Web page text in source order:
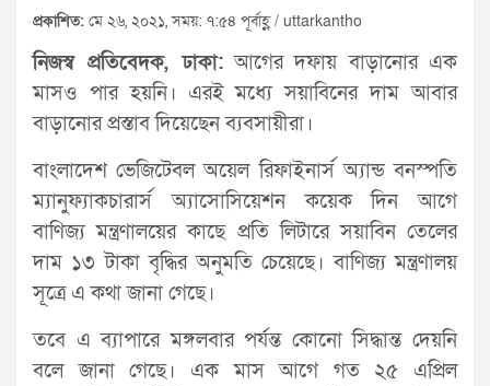
প্রকাশিত: মে ২৬, ২০২১, সময়: ৭:৫৪ পূর্বাহ্ণ / uttarkantho
নিজস্ব প্রতিবেদক, ঢাকা:আগের দফায় বাড়ানোর এক
মাসও পার হয়নি। এরই মধ্যে সয়াবিনের দাম আবার
বাড়ানোর প্রস্তাব দিয়েছেন ব্যবসায়ীরা।
বাংলাদেশ ভেজিটেবল অয়েল রিফাইনার্স অ্যান্ড বনস্পতি
ম্যানুফ্যাকচারার্স অ্যাসোসিয়েশন কয়েক দিন আগে
বাণিজ্য মন্ত্রণালয়ের কাছে প্রতি লিটারে সয়াবিন তেলের
দাম ১৩ টাকা বৃদ্ধির অনুমতি চেয়েছে। বাণিজ্য মন্ত্রণালয়
সূত্রে এ কথা জানা গেছে।
তবে এ ব্যাপারে মঙ্গলবার পর্যন্ত কোনো সিদ্ধান্ত দেয়নি
বলে জানা গেছে। এক মাস আগে গত ২৫ এপ্রিল